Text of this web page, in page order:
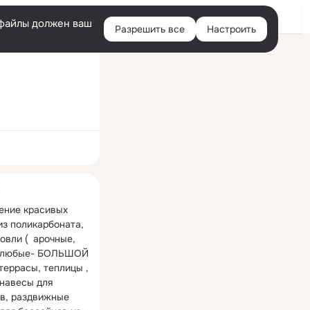
Войти
должен ваш
Разрешить все Настроить
красивых
поликарбоната,
(  арочные,
любые- БОЛЬШОЙ
теплицы ,
для
раздвижные